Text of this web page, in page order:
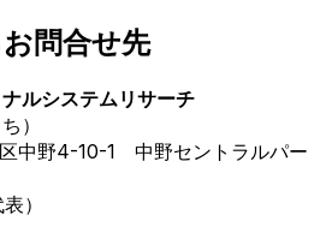
問合せ先
ルシステムリサーチ
）
中野4-10-1 中野セントラルパー
）